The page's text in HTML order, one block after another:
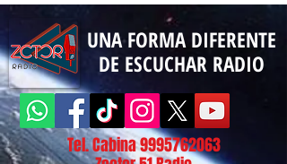
UNA FORMA DIFERENTE
DE ESCUCHAR RADIO
Tel. Cabina9995762063